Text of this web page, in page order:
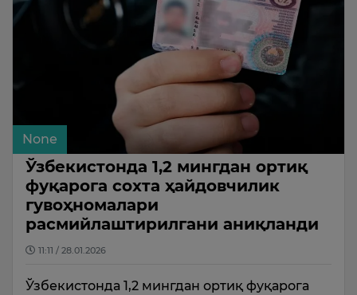
None
Ўзбекистонда 1,2 мингдан ортиқ
фуқарога сохта ҳайдовчилик
гувоҳномалари
расмийлаштирилгани аниқланди
11:11 / 28.01.2026
Ўзбекистонда 1,2 мингдан ортиқ фуқарога